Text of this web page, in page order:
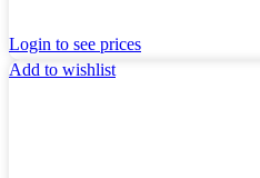
Login to see prices
Add to wishlist